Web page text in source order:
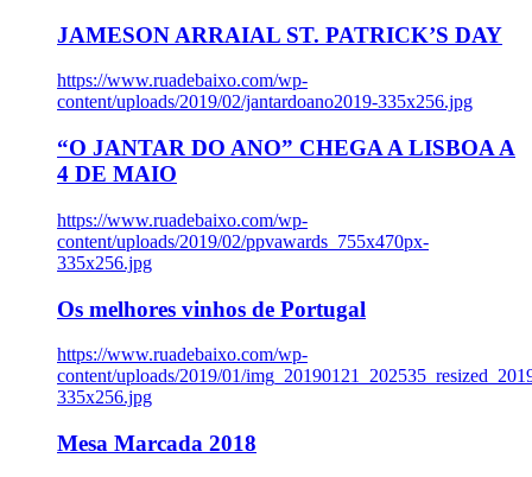
JAMESON ARRAIAL ST. PATRICK’S DAY
https://www.ruadebaixo.com/wp-
content/uploads/2019/02/jantardoano2019-335x256.jpg
“O JANTAR DO ANO” CHEGA A LISBOA A
4 DE MAIO
https://www.ruadebaixo.com/wp-
content/uploads/2019/02/ppvawards_755x470px-
335x256.jpg
Os melhores vinhos de Portugal
https://www.ruadebaixo.com/wp-
content/uploads/2019/01/
335x256.jpg
Mesa Marcada 2018